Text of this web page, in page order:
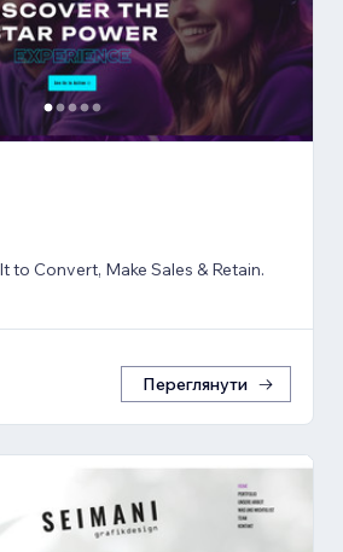
to Convert, Make Sales & Retain.
Переглянути